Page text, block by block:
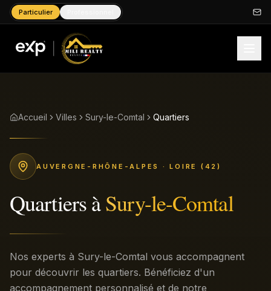
Particulier
Accueil Villes Sury-le-Comtal Quartiers
AUVERGNE-RHÔNE-ALPES · LOIRE (42)
QuartiersàSury-le-Comtal
Nos experts à Sury-le-Comtal vous accompagnent
pour découvrir les quartiers. Bénéficiez d'un
accompagnement personnalisé et de notre